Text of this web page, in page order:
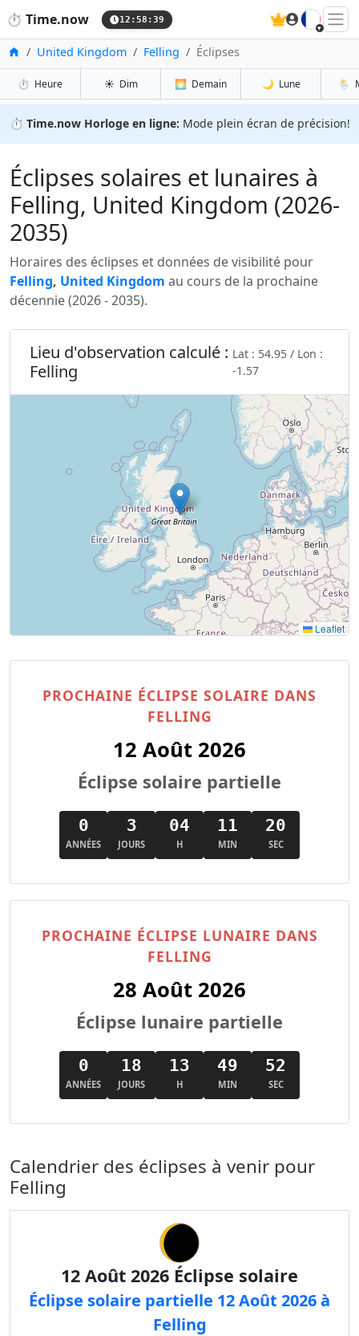
⏱️ Time.now 12:58:41 🇫🇷
Accueil
United Kingdom Felling Éclipses
⏱️ Heure ☀️ Dim 🌅 Demain 🌙 Lune 🌦️
⏱️ Time.now Horloge en ligne: Mode plein écran de précision!
Éclipses solaires et lunaires à
Felling, United Kingdom (2026-
2035)
Horaires des éclipses et données de visibilité pour
Felling, United Kingdom au cours de la prochaine
décennie (2026 - 2035).
Lieu d'observation calculé :
Felling
Lat : 54.95 / Lon :
-1.57
Leaflet
PROCHAINE ÉCLIPSE SOLAIRE DANS
FELLING
12 Août 2026
Éclipse solaire partielle
0
ANNÉES
3
JOURS
04
H
11
MIN
18
SEC
PROCHAINE ÉCLIPSE LUNAIRE DANS
FELLING
28 Août 2026
Éclipse lunaire partielle
0
ANNÉES
18
JOURS
13
H
49
MIN
50
SEC
Calendrier des éclipses à venir pour
Felling
12 Août 2026 Éclipse solaire
Éclipse solaire partielle 12 Août 2026 à
Felling